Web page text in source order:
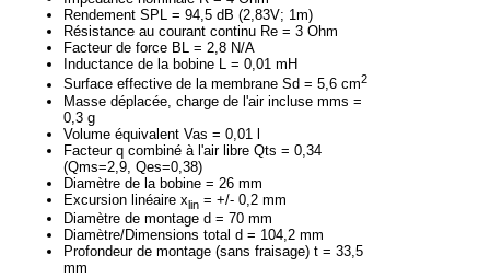
Rendement SPL = 94,5 dB (2,83V; 1m)
Résistance au courant continu Re = 3 Ohm
Facteur de force BL = 2,8 N/A
Inductance de la bobine L = 0,01 mH
Surface effective de la membrane Sd = 5,6 cm2
Masse déplacée, charge de l'air incluse mms =
0,3 g
Volume équivalent Vas = 0,01 l
Facteur q combiné à l'air libre Qts = 0,34
(Qms=2,9, Qes=0,38)
Diamètre de la bobine = 26 mm
Excursion linéaire xlin = +/- 0,2 mm
Diamètre de montage d = 70 mm
Diamètre/Dimensions total d = 104,2 mm
Profondeur de montage (sans fraisage) t = 33,5
mm